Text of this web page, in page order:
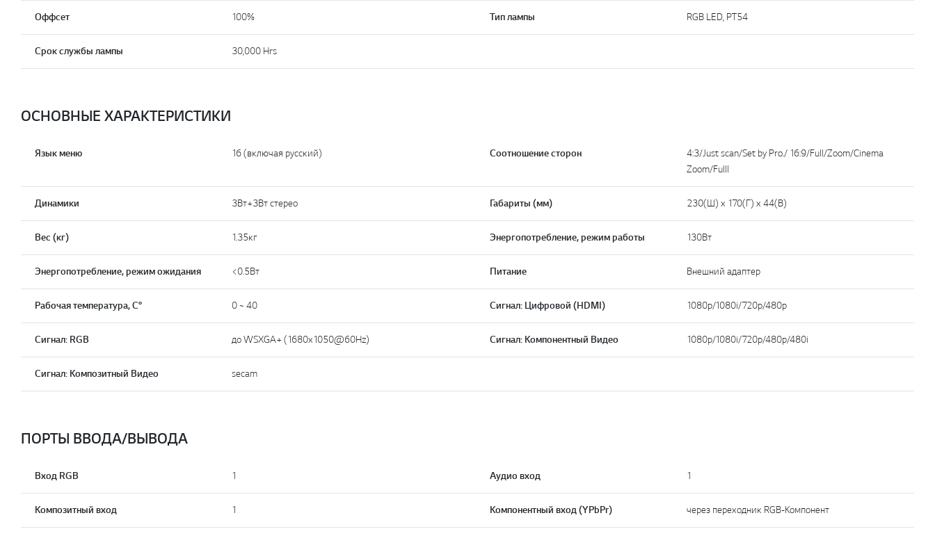
Оффсет 100% Тип лампы RGB LED, PT54
Срок службы лампы 30,000 Hrs
ОСНОВНЫЕ ХАРАКТЕРИСТИКИ
Язык меню 16 (включая русский) Соотношение сторон
4:3/Just scan/Set by Pro./ 16:9/Full/Zoom/Cinema
Zoom/Fulll
Динамики 3Вт+3Вт стерео Габариты (мм) 230(Ш) x 170(Г) x 44(В)
Вес (кг) 1.35кг Энергопотребление, режим работы 130Вт
Энергопотребление, режим ожидания <0.5Вт Питание Внешний адаптер
Рабочая температура, C° 0 ~ 40 Сигнал: Цифровой (HDMI) 1080p/1080i/720p/480p
Сигнал: RGB до WSXGA+ (1680x1050@60Hz) Сигнал: Компонентный Видео 1080p/1080i/720p/480p/480i
Сигнал: Композитный Видео secam
ПОРТЫ ВВОДА/ВЫВОДА
Вход RGB 1 Аудио вход 1
Композитный вход 1 Компонентный вход (YPbPr) через переходник RGB-Компонент